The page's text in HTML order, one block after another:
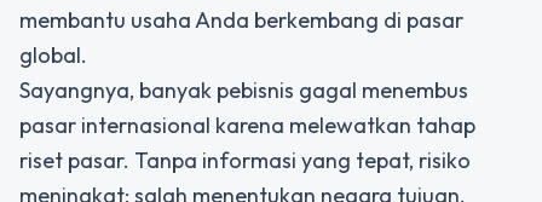
membantu usaha Anda berkembang di pasar
global.
Sayangnya, banyak pebisnis gagal menembus
pasar internasional karena melewatkan tahap
riset pasar. Tanpa informasi yang tepat, risiko
meningkat: salah menentukan negara tujuan,